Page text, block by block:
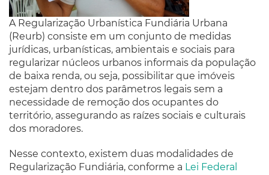
A Regularização Urbanística Fundiária Urbana
(Reurb) consiste em um conjunto de medidas
jurídicas, urbanísticas, ambientais e sociais para
regularizar núcleos urbanos informais da população
de baixa renda, ou seja, possibilitar que imóveis
estejam dentro dos parâmetros legais sem a
necessidade de remoção dos ocupantes do
território, assegurando as raízes sociais e culturais
dos moradores.
Nesse contexto, existem duas modalidades de
Regularização Fundiária, conforme a Lei Federal